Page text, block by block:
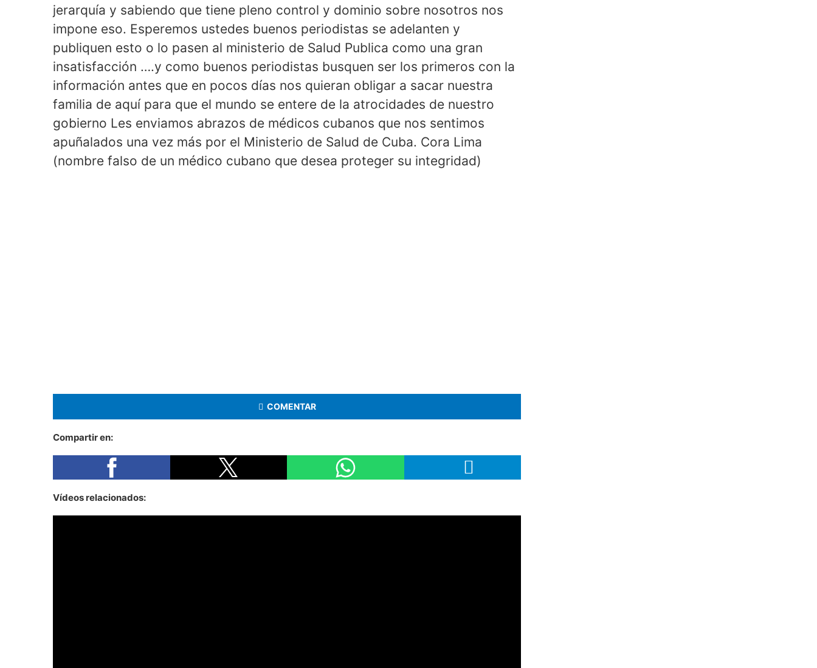
jerarquía y sabiendo que tiene pleno control y dominio sobre nosotros nos
impone eso. Esperemos ustedes buenos periodistas se adelanten y
publiquen esto o lo pasen al ministerio de Salud Publica como una gran
insatisfacción ….y como buenos periodistas busquen ser los primeros con la
información antes que en pocos días nos quieran obligar a sacar nuestra
familia de aquí para que el mundo se entere de la atrocidades de nuestro
gobierno Les enviamos abrazos de médicos cubanos que nos sentimos
apuñalados una vez más por el Ministerio de Salud de Cuba. Cora Lima
(nombre falso de un médico cubano que desea proteger su integridad)
COMENTAR
Compartir en:
Vídeos relacionados: